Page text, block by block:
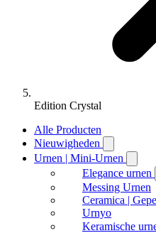
Edition Crystal
Alle Producten
Nieuwigheden
Urnen | Mini-Urnen
Elegance urnen
Messing Urnen
Ceramica |
Urnyo
Keramische